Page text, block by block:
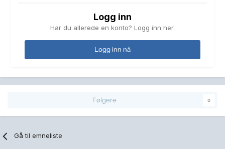
Logg inn
Har du allerede en konto? Logg inn her.
Logg inn nå
Følgere 0
Gå til emneliste